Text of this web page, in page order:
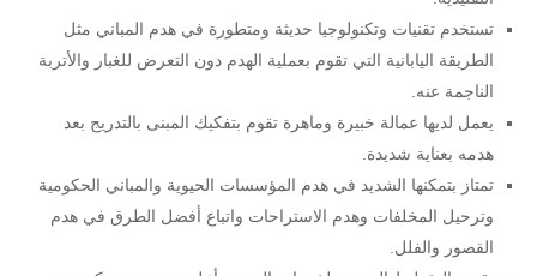
تستخدم تقنيات وتكنولوجيا حديثة ومتطورة في هدم المباني مثل
الطريقة اليابانية التي تقوم بعملية الهدم دون التعرض للغبار والأتربة
الناجمة عنه.
يعمل لديها عمالة خبيرة وماهرة تقوم بتفكيك المبنى بالتدريج بعد
هدمه بعناية شديدة.
تمتاز بتمكنها الشديد في هدم المؤسسات الحيوية والمباني الحكومية
وترحيل المخلفات وهدم الاستراحات واتباع أفضل الطرق في هدم
القصور والفلل.